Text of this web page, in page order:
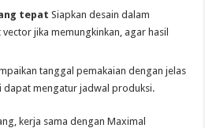
tepat Siapkan desain dalam
jika memungkinkan, agar hasil
tanggal pemakaian dengan jelas
dapat mengatur jadwal produksi.
kerja sama dengan Maximal